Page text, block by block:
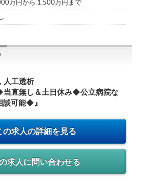
万円から 1,500万円まで
人工透析
当直無し＆土日休み◆公立病院な
談可能◆』
の求人の詳細を見る
求人に問い合わせる